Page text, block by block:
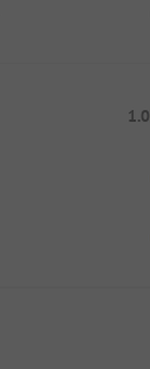
1.0